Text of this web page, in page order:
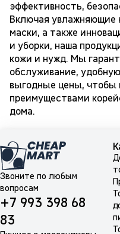
эффективность,
Включая увлажняющие
маски, а также
и уборки, наша
кожи и нужд. Мы
обслуживание,
выгодные цены, чтобы
преимуществами
дома.
Звоните по любым
вопросам
+7 993 398 68
83